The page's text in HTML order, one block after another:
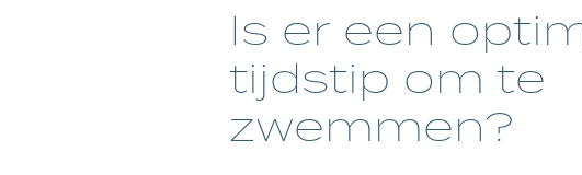
Is er een
tijdstip om te
zwemmen?